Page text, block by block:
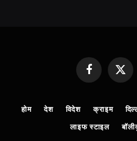
FacebookX
होम देश विदेश क्राइम
लाइफ स्टाइल